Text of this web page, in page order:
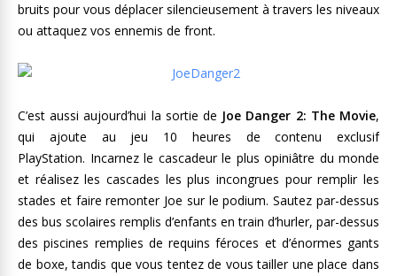
bruits pour vous déplacer silencieusement à travers les niveaux
ou attaquez vos ennemis de front.
C’est aussi aujourd’hui la sortie de Joe Danger 2: The Movie,
qui ajoute au jeu 10 heures de contenu exclusif
PlayStation. Incarnez le cascadeur le plus opiniâtre du monde
et réalisez les cascades les plus incongrues pour remplir les
stades et faire remonter Joe sur le podium. Sautez par-dessus
des bus scolaires remplis d’enfants en train d’hurler, par-dessus
des piscines remplies de requins féroces et d’énormes gants
de boxe, tandis que vous tentez de vous tailler une place dans